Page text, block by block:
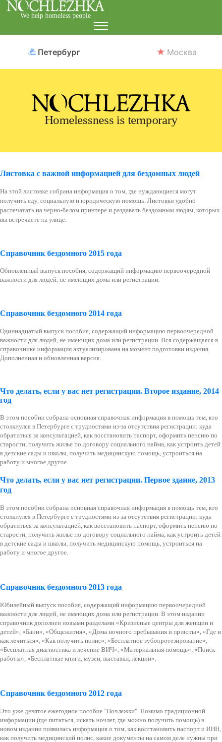
We help homeless people
Петербург Москва
Homelessness is temporary
Листовка с важной информацией для бездомных людей
На этой листовке собрана информация о том, где нуждающиеся могут
получить еду, социальную и юридическую помощь. Листовки удобно
распечатать на черно-белом принтере и раздавать бездомным людям, которых
вы встречаете на улице.
Справочник бездомного 2015 года
Обновленный выпуск пособия, содержащий информацию первоочередной
важности для людей, не имеющих дома или регистрации.
Справочник бездомного 2014 года
Одиннадцатый выпуск пособия, содержащий информацию первоочередной
важности для людей, не имеющих дома или регистрации. Вся содержащаяся в
справочнике информация актуализирована на момент подготовки издания.
Дополненная и обновленная версия.
Что делать, если у вас нет регистрации. Второе издание, 2014
год
В этом пособии собрана основная справочная информация в помощь тем, кто
столкнулся в Петербурге с трудностями из-за отсутствия регистрации: куда
обратиться за консультацией, как восстановить паспорт, оформить пенсию по
старости, получить жилье по договору социального найма, как устроить детей
в детские сады и школы, получить медицинскую помощь, устроиться на
работу и многое другое.
Что делать, если у вас нет регистрации. Первое здание, 2013
год
В этом пособии собрана основная справочная информация в помощь тем, кто
столкнулся в Петербурге с трудностями из-за отсутствия регистрации: куда
обратиться за консультацией, как восстановить паспорт, оформить пенсию по
старости, получить жилье по договору социального найма, как устроить детей
в детские сады и школы, получить медицинскую помощь, устроиться на
работу и многое другое.
Справочник бездомного 2013 года
Юбилейный выпуск пособия, содержащий информацию первоочередной
важности для людей, не имеющих дома или регистрации. В этом издании
справочник дополнен новыми разделами «Кризисные центры для женщин и
детей», «Бани», «Общежития», «Дома ночного пребывания и приюты», «Где и
как лечиться», «Как получить полис», «Бесплатное зубопротезирование»,
«Бесплатная диагностика и лечение ВИЧ», «Материальная помощь», «Поиск
работы», «Бесплатные книги, музеи, выставки, лекции».
Справочник бездомного 2012 года
Это уже девятое ежегодное пособие "Ночлежки". Помимо традиционной
информации (где питаться, искать ночлег, где можно получить помощь) в
новом издании появилась информация о том, как восстановить паспорт и ИНН,
как получить медицинский полис, какие документы на самом деле нужны при